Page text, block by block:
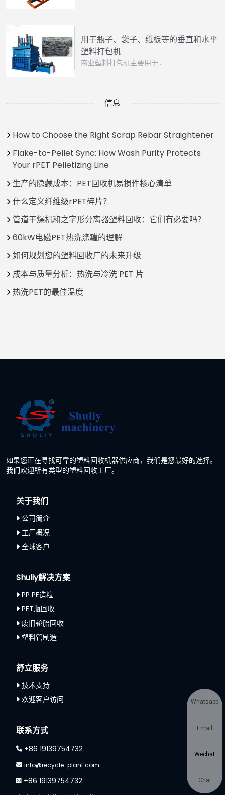
用于瓶子、袋子、纸板等的垂直和水平
塑料打包机
商业塑料打包机主要用于…
信息
How to Choose the Right Scrap Rebar Straightener
Flake-to-Pellet Sync: How Wash Purity Protects
Your rPET Pelletizing Line
生产的隐藏成本：PET回收机易损件核心清单
什么定义纤维级rPET碎片？
管道干燥机和之字形分离器塑料回收：它们有必要吗？
60kW电磁PET热洗涤罐的理解
如何规划您的塑料回收厂的未来升级
成本与质量分析：热洗与冷洗 PET 片
热洗PET的最佳温度
如果您正在寻找可靠的塑料回收机器供应商，我们是您最好的选择。
我们欢迎所有类型的塑料回收工厂。
关于我们
公司简介
工厂概况
全球客户
Shuliy解决方案
PP PE造粒
PET瓶回收
废旧轮胎回收
塑料管制造
舒立服务
技术支持
欢迎客户访问
联系方式
+86 19139754732
info@recycle-plant.com
+86 19139754732
Whatsapp
Email
Wechat
Chat